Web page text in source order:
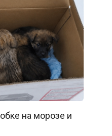
на морозе и